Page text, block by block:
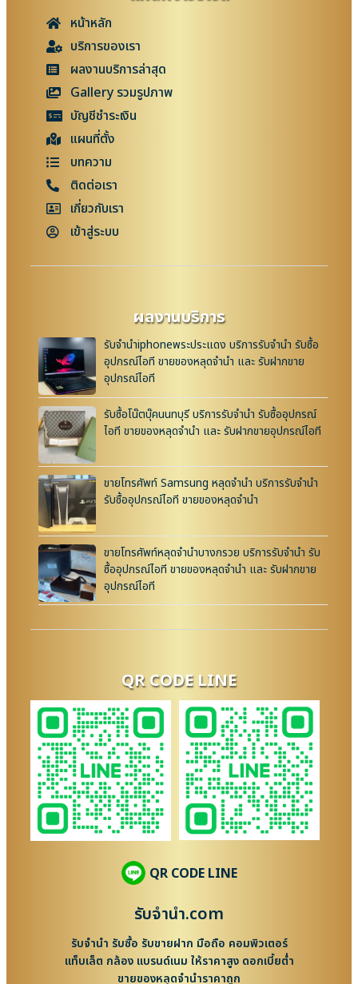
หน้าหลัก
บริการของเรา
ผลงานบริการล่าสุด
Gallery รวมรูปภาพ
บัญชีชำระเงิน
แผนที่ตั้ง
บทความ
ติดต่อเรา
เกี่ยวกับเรา
เข้าสู่ระบบ
ผลงานบริการ
รับจำนำiphoneพระประแดง บริการรับจำนำ รับซื้อ
อุปกรณ์ไอที ขายของหลุดจำนำ และ รับฝากขาย
อุปกรณ์ไอที
รับซื้อโน๊ตบุ๊คนนทบุรี บริการรับจำนำ รับซื้ออุปกรณ์
ไอที ขายของหลุดจำนำ และ รับฝากขายอุปกรณ์ไอที
ขายโทรศัพท์ Samsung หลุดจำนำ บริการรับจำนำ
รับซื้ออุปกรณ์ไอที ขายของหลุดจำนำ
ขายโทรศัพท์หลุดจำนำบางกรวย บริการรับจำนำ รับ
ซื้ออุปกรณ์ไอที ขายของหลุดจำนำ และ รับฝากขาย
อุปกรณ์ไอที
QR CODE LINE
QR CODE LINE
รับจํานํา.com
รับจำนำ รับซื้อ รับขายฝาก มือถือ คอมพิวเตอร์
แท็บเล็ต กล้อง แบรนด์เนม ให้ราคาสูง ดอกเบี้ยต่ำ
ขายของหลุดจำนำราคาถูก